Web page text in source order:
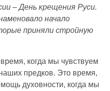
– День крещения Руси.
начало
приняли стройную
когда мы чувствуем
предков. Это время,
духовности, когда мы